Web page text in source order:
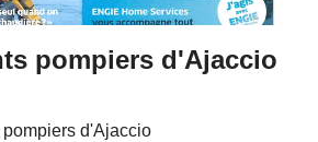
pompiers d'Ajaccio
d'Ajaccio